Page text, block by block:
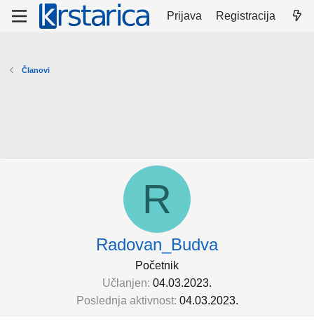
Prijava Registracija
Članovi
R
Radovan_Budva
Početnik
Učlanjen 04.03.2023.
Poslednja aktivnost 04.03.2023.